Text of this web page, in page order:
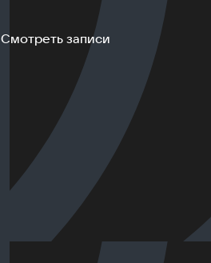
Смотреть записи